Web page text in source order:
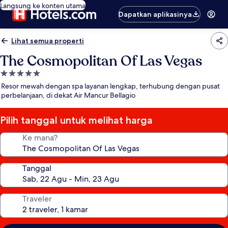
Langsung ke konten utama
Dapatkan aplikasinya
Lihat semua properti
The Cosmopolitan Of Las Vegas
Properti
bintang
5.0
Resor mewah dengan spa layanan lengkap, terhubung dengan pusat
perbelanjaan, di dekat Air Mancur Bellagio
Pilih tanggal untuk melihat harga
Ke mana?
Tanggal
Traveler